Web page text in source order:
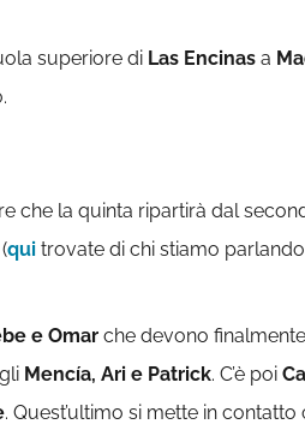
superiore di Las Encinas a
che la quinta ripartirà dal
qui trovate di chi stiamo
e Omar che devono
Mencía, Ari e Patrick. C’è poi
. Quest’ultimo si mette in